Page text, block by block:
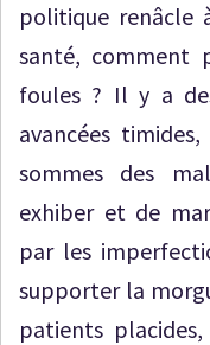
politique renâcle
santé, comment
foules ? Il y a
avancées
sommes des
exhiber et de
par les
supporter la
patients